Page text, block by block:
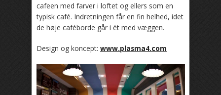
cafeen med farver i loftet og ellers som en
typisk café. Indretningen får en fin helhed, idet
de høje caféborde går i ét med væggen.
Design og koncept: www.plasma4.com